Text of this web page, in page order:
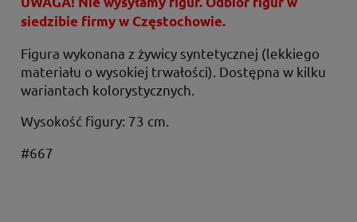
siedzibie firmy w Częstochowie.
Figura wykonana z żywicy syntetycznej (lekkiego
materiału o wysokiej trwałości). Dostępna w kilku
wariantach kolorystycznych.
Wysokość figury: 73 cm.
#667